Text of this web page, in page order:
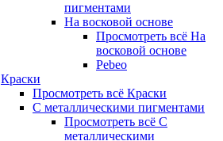
пигментами
На восковой основе
Просмотреть всё На
восковой основе
Pebeo
Краски
Просмотреть всё Краски
С металлическими пигментами
Просмотреть всё С
металлическими